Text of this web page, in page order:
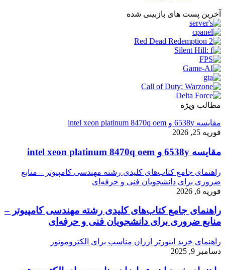
آخرین پست های بازبینی شده
مطالب ویژه
مقایسه 6538y و intel xeon platinum 8470q oem
فوریه 25, 2026
مقایسه 6538y و intel xeon platinum 8470q oem
راهنمای جامع کتاب‌های کلیدی رشته مهندسی کامپیوتر – منابع
ضروری برای دانشجویان فنی و حرفه‌ای
فوریه 6, 2026
راهنمای جامع کتاب‌های کلیدی رشته مهندسی کامپیوتر –
منابع ضروری برای دانشجویان فنی و حرفه‌ای
راهنمای خرید اینورتر ارزان مناسب برای الکتروموتور
دسامبر 9, 2025